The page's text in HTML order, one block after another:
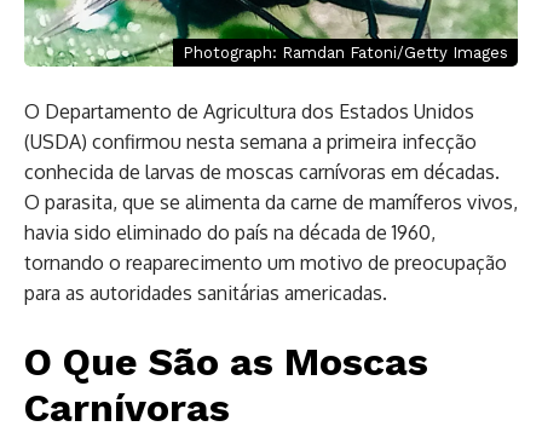
Photograph: Ramdan Fatoni/Getty Images
O Departamento de Agricultura dos Estados Unidos
(USDA) confirmou nesta semana a primeira infecção
conhecida de larvas de moscas carnívoras em décadas.
O parasita, que se alimenta da carne de mamíferos vivos,
havia sido eliminado do país na década de 1960,
tornando o reaparecimento um motivo de preocupação
para as autoridades sanitárias americadas.
O Que São as Moscas
Carnívoras